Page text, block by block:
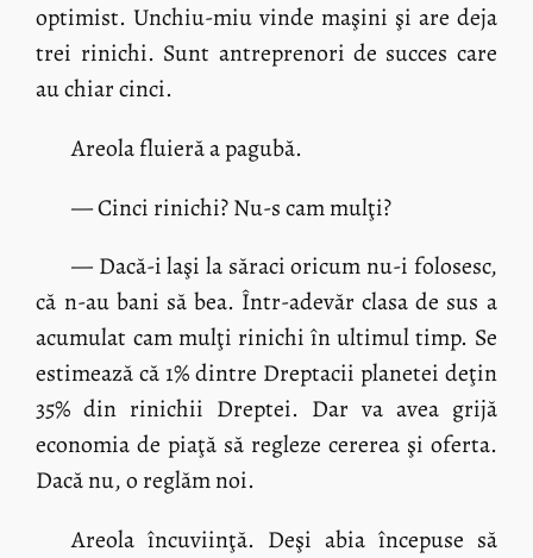
optimist. Unchiu-miu vinde maşini şi are deja
trei rinichi. Sunt antreprenori de succes care
au chiar cinci.
Areola fluieră a pagubă.
— Cinci rinichi? Nu-s cam mulţi?
— Dacă-i laşi la săraci oricum nu-i folosesc,
că n-au bani să bea. Într-adevăr clasa de sus a
acumulat cam mulţi rinichi în ultimul timp. Se
estimează că 1% dintre Dreptacii planetei deţin
35% din rinichii Dreptei. Dar va avea grijă
economia de piaţă să regleze cererea şi oferta.
Dacă nu, o reglăm noi.
Areola încuviinţă. Deşi abia începuse să